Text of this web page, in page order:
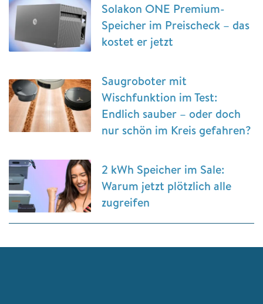
Solakon ONE Premium-
Speicher im Preischeck – das
kostet er jetzt
Saugroboter mit
Wischfunktion im Test:
Endlich sauber – oder doch
nur schön im Kreis gefahren?
2 kWh Speicher im Sale:
Warum jetzt plötzlich alle
zugreifen